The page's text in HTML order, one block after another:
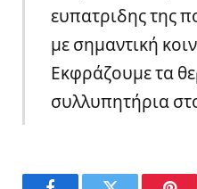
ευπατριδης της
με σημαντική
Εκφράζουμε τα
συλλυπητήρια